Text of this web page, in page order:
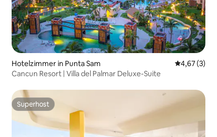
Hotelzimmer in Punta Sam
4,67 (3)
Cancun Resort | Villa del Palmar Deluxe-Suite
Superhost
Superhost